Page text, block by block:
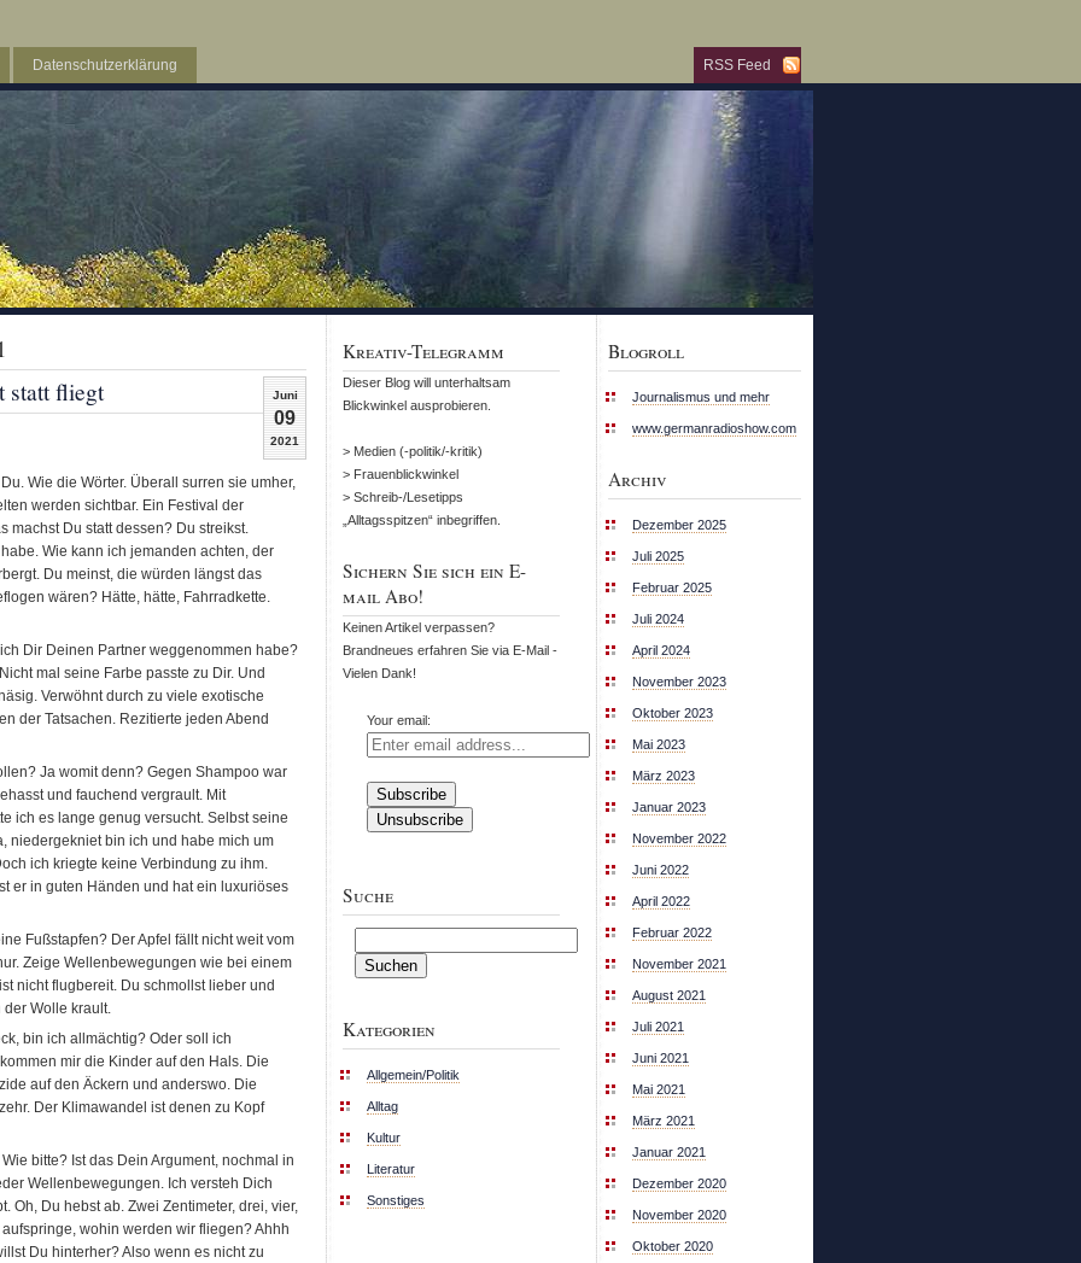
RSS Feed
Datenschutzerklärung
Juni
09
2021
statt fliegt
Wie die Wörter. Überall surren sie umher,
werden sichtbar. Ein Festival der
machst Du statt dessen? Du streikst.
Wie kann ich jemanden achten, der
Du meinst, die würden längst das
wären? Hätte, hätte, Fahrradkette.
Dir Deinen Partner weggenommen habe?
mal seine Farbe passte zu Dir. Und
Verwöhnt durch zu viele exotische
der Tatsachen. Rezitierte jeden Abend
Ja womit denn? Gegen Shampoo war
und fauchend vergrault. Mit
ich es lange genug versucht. Selbst seine
niedergekniet bin ich und habe mich um
ich kriegte keine Verbindung zu ihm.
er in guten Händen und hat ein luxuriöses
Fußstapfen? Der Apfel fällt nicht weit vom
Zeige Wellenbewegungen wie bei einem
nicht flugbereit. Du schmollst lieber und
der Wolle krault.
bin ich allmächtig? Oder soll ich
mir die Kinder auf den Hals. Die
auf den Äckern und anderswo. Die
Der Klimawandel ist denen zu Kopf
bitte? Ist das Dein Argument, nochmal in
Wellenbewegungen. Ich versteh Dich
Oh, Du hebst ab. Zwei Zentimeter, drei, vier,
wohin werden wir fliegen? Ahhh
Du hinterher? Also wenn es nicht zu
Kreativ-Telegramm
Dieser Blog will unterhaltsam
Blickwinkel ausprobieren.
> Medien (-politik/-kritik)
> Frauenblickwinkel
> Schreib-/Lesetipps
„Alltagsspitzen“ inbegriffen.
Sichern Sie sich ein E-
mail Abo!
Keinen Artikel verpassen?
Brandneues erfahren Sie via E-Mail -
Vielen Dank!
Your email:
Suche
nach:
Kategorien
Allgemein/Politik
Alltag
Kultur
Literatur
Sonstiges
Blogroll
Journalismus und mehr
www.germanradioshow.com
Archiv
Dezember 2025
Juli 2025
Februar 2025
Juli 2024
April 2024
November 2023
Oktober 2023
Mai 2023
März 2023
Januar 2023
November 2022
Juni 2022
April 2022
Februar 2022
November 2021
August 2021
Juli 2021
Juni 2021
Mai 2021
März 2021
Januar 2021
Dezember 2020
November 2020
Oktober 2020